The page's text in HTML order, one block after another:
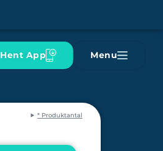
Hent App Menu
* Produktantal